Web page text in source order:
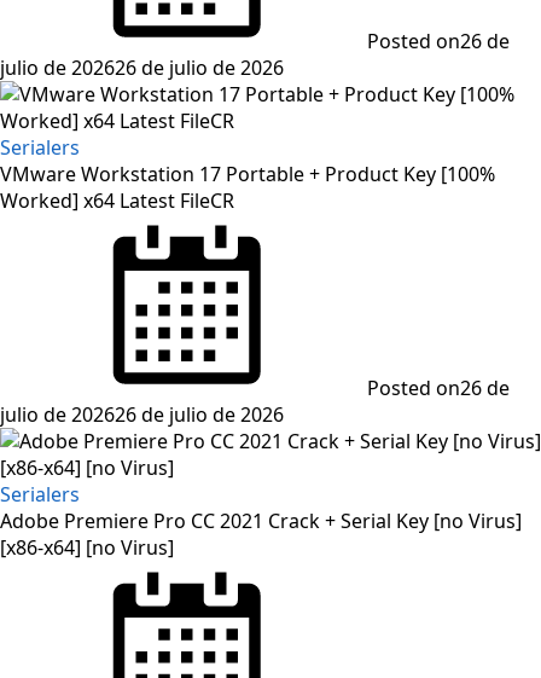
Posted on26 de
julio de 202626 de julio de 2026
Serialers
VMware Workstation 17 Portable + Product Key [100%
Worked] x64 Latest FileCR
Posted on26 de
julio de 202626 de julio de 2026
Serialers
Adobe Premiere Pro CC 2021 Crack + Serial Key [no Virus]
[x86-x64] [no Virus]